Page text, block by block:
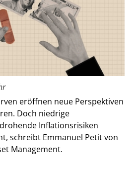
eröffnen neue Perspektiven
Doch niedrige
Inflationsrisiken
schreibt Emmanuel Petit von
Management.